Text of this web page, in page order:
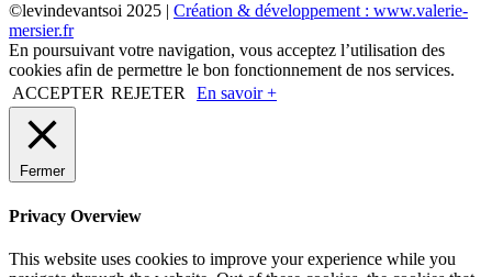
©levindevantsoi 2025 | Création & développement : www.valerie-
mersier.fr
En poursuivant votre navigation, vous acceptez l’utilisation des
cookies afin de permettre le bon fonctionnement de nos services.
ACCEPTER REJETER En savoir +
Fermer
Privacy Overview
This website uses cookies to improve your experience while you